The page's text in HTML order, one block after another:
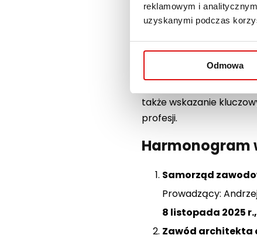
reklamowym i
uzyskanymi podczas
Odmowa
Wyższa Szkoła
wszystkich
Okręgową Izbę
przedstawiciele Izby
także wskazanie
profesji.
Harmonogram
Samorząd
Prowadzący:
8 listopada 2025 r.,
Zawód architekta